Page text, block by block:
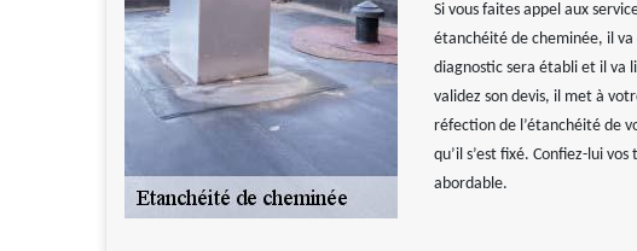
Si vous faites appel aux
étanchéité de cheminée, il
diagnostic sera établi et il va
validez son devis, il met à
réfection de l’étanchéité de
qu’il s’est fixé. Confiez-lui
abordable.